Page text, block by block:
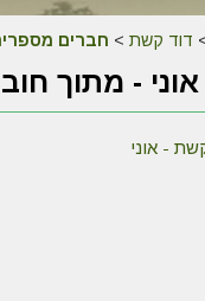
דוד קשת > חברים
אוני - מתוך
- אוני